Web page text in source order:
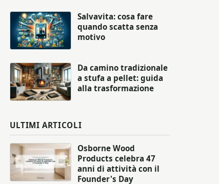
Salvavita: cosa fare
quando scatta senza
motivo
Da camino tradizionale
a stufa a pellet: guida
alla trasformazione
ULTIMI ARTICOLI
Osborne Wood
Products celebra 47
anni di attività con il
Founder's Day